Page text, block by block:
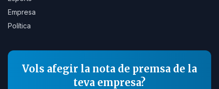
Empresa
Política
Vols afegir la nota de premsa de la
teva empresa?